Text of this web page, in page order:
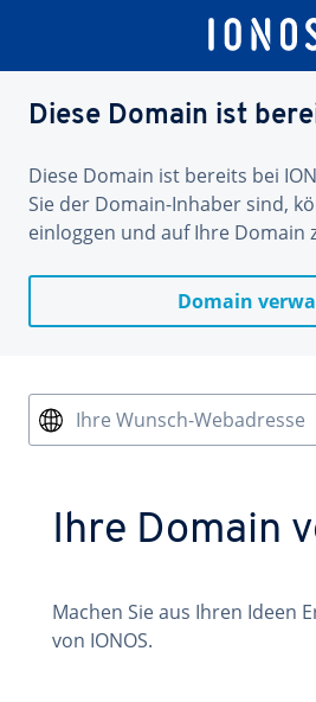
Diese Domain ist
Diese Domain ist bereits bei
Sie der Domain-Inhaber sind,
einloggen und auf Ihre Domain
Domain
Ihre Wunsch-Webadresse
Ihre Domain
Machen Sie aus Ihren Ideen
von IONOS.